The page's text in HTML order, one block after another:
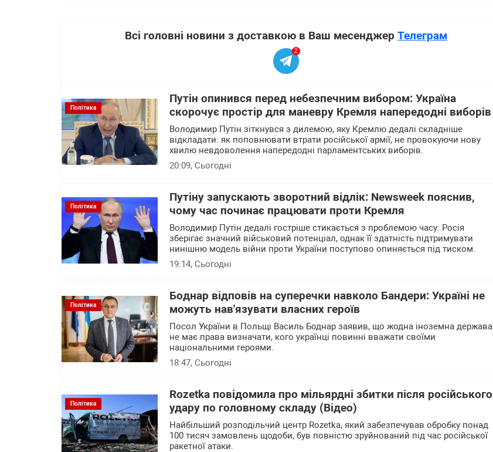
Всі головні новини з доставкою в Ваш месенджер Телеграм
2
Політика
Путін опинився перед небезпечним вибором: Україна
скорочує простір для маневру Кремля напередодні виборів
Володимир Путін зіткнувся з дилемою, яку Кремлю дедалі складніше
відкладати: як поповнювати втрати російської армії, не провокуючи нову
хвилю невдоволення напередодні парламентських виборів.
20:09, Сьогодні
Політика
Путіну запускають зворотний відлік: Newsweek пояснив,
чому час починає працювати проти Кремля
Володимир Путін дедалі гостріше стикається з проблемою часу: Росія
зберігає значний військовий потенціал, однак її здатність підтримувати
нинішню модель війни проти України поступово опиняється під тиском.
19:14, Сьогодні
Політика
Боднар відповів на суперечки навколо Бандери: Україні не
можуть нав'язувати власних героїв
Посол України в Польщі Василь Боднар заявив, що жодна іноземна держава
не має права визначати, кого українці повинні вважати своїми
національними героями.
18:47, Сьогодні
Політика
Rozetka повідомила про мільярдні збитки після російського
удару по головному складу (Відео)
Найбільший розподільчий центр Rozetka, який забезпечував обробку понад
100 тисяч замовлень щодоби, був повністю зруйнований під час російської
ракетної атаки.